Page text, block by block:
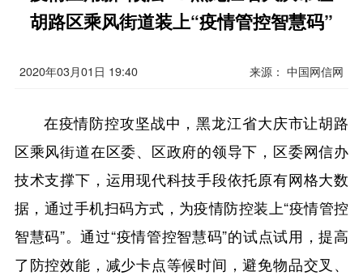
胡路区乘风街道装上“疫情管控智慧码”
2020年03月01日 19:40 来源： 中国网信网
在疫情防控攻坚战中，黑龙江省大庆市让胡路
区乘风街道在区委、区政府的领导下，区委网信办
技术支撑下，运用现代科技手段依托原有网格大数
据，通过手机扫码方式，为疫情防控装上“疫情管控
智慧码”。通过“疫情管控智慧码”的试点试用，提高
了防控效能，减少卡点等候时间，避免物品交叉、